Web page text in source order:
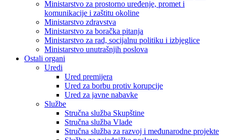
Ministarstvo za prostorno uređenje, promet i
komunikacije i zaštitu okoline
Ministarstvo zdravstva
Ministarstvo za boračka pitanja
Ministarstvo za rad, socijalnu politiku i izbjeglice
Ministarstvo unutrašnjih poslova
Ostali organi
Uredi
Ured premijera
Ured za borbu protiv korupcije
Ured za javne nabavke
Službe
Stručna služba Skupštine
Stručna služba Vlade
Stručna služba za razvoj i međunarodne projekte